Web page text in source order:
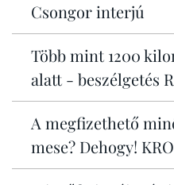
Csongor interjú
Több mint 1200
alatt - beszélgetés
A megfizethető
mese? Dehogy!